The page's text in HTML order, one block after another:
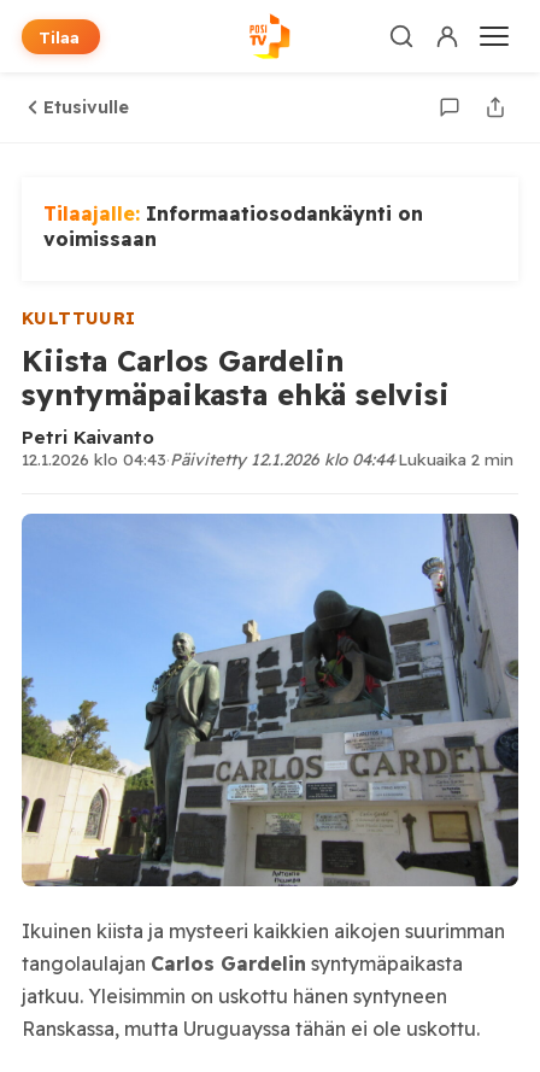
Tilaa
Etusivulle
Tilaajalle: Informaatiosodankäynti on
voimissaan
KULTTUURI
Kiista Carlos Gardelin
syntymäpaikasta ehkä selvisi
Petri Kaivanto
12.1.2026 klo 04:43·Päivitetty 12.1.2026 klo 04:44·Lukuaika 2 min
Ikuinen kiista ja mysteeri kaikkien aikojen suurimman
tangolaulajan Carlos Gardelin syntymäpaikasta
jatkuu. Yleisimmin on uskottu hänen syntyneen
Ranskassa, mutta Uruguayssa tähän ei ole uskottu.